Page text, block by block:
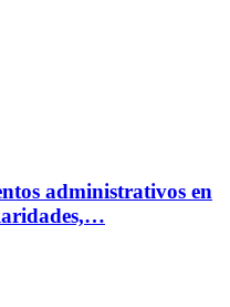
administrativos en